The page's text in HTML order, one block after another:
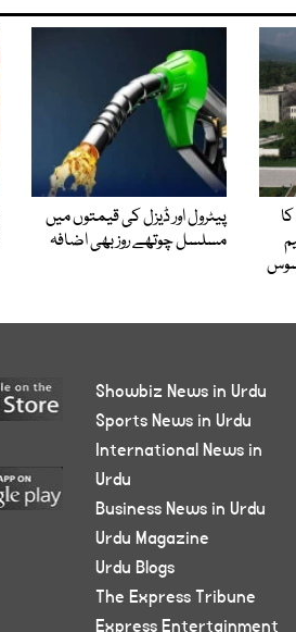
پیٹرول اور ڈیزل کی قیمتوں میں
مسلسل چوتھے روز بھی اضافہ
Showbiz News in Urdu
Sports News in Urdu
International News in
Urdu
Business News in Urdu
Urdu Magazine
Urdu Blogs
The Express Tribune
Express Entertainment